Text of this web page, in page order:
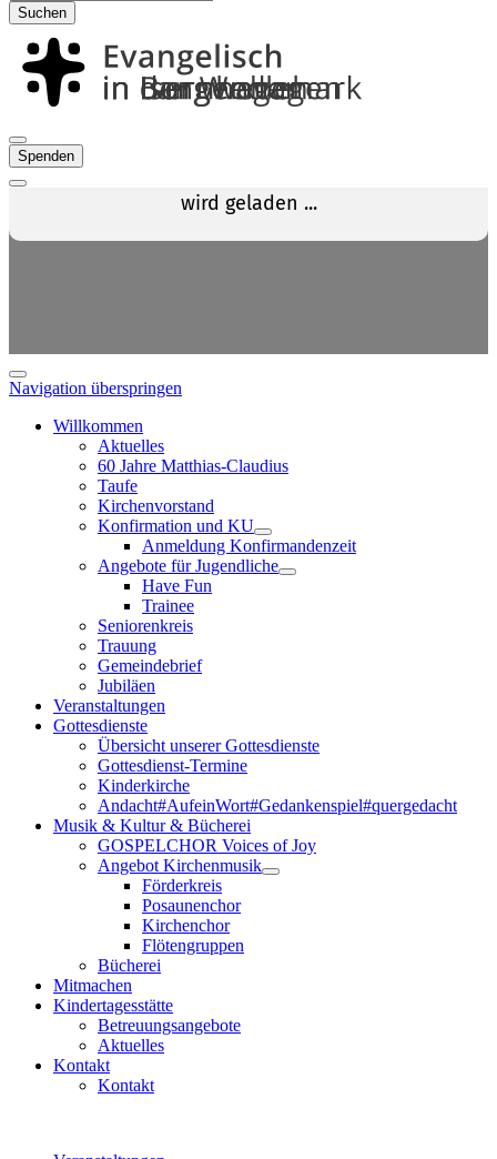
Suchen
Spenden
Navigation überspringen
Willkommen
Aktuelles
60 Jahre Matthias-Claudius
Taufe
Kirchenvorstand
Konfirmation und KU
Anmeldung Konfirmandenzeit
Angebote für Jugendliche
Have Fun
Trainee
Seniorenkreis
Trauung
Gemeindebrief
Jubiläen
Veranstaltungen
Gottesdienste
Übersicht unserer Gottesdienste
Gottesdienst-Termine
Kinderkirche
Andacht#AufeinWort#Gedankenspiel#quergedacht
Musik & Kultur & Bücherei
GOSPELCHOR Voices of Joy
Angebot Kirchenmusik
Förderkreis
Posaunenchor
Kirchenchor
Flötengruppen
Bücherei
Mitmachen
Kindertagesstätte
Betreuungsangebote
Aktuelles
Kontakt
Kontakt